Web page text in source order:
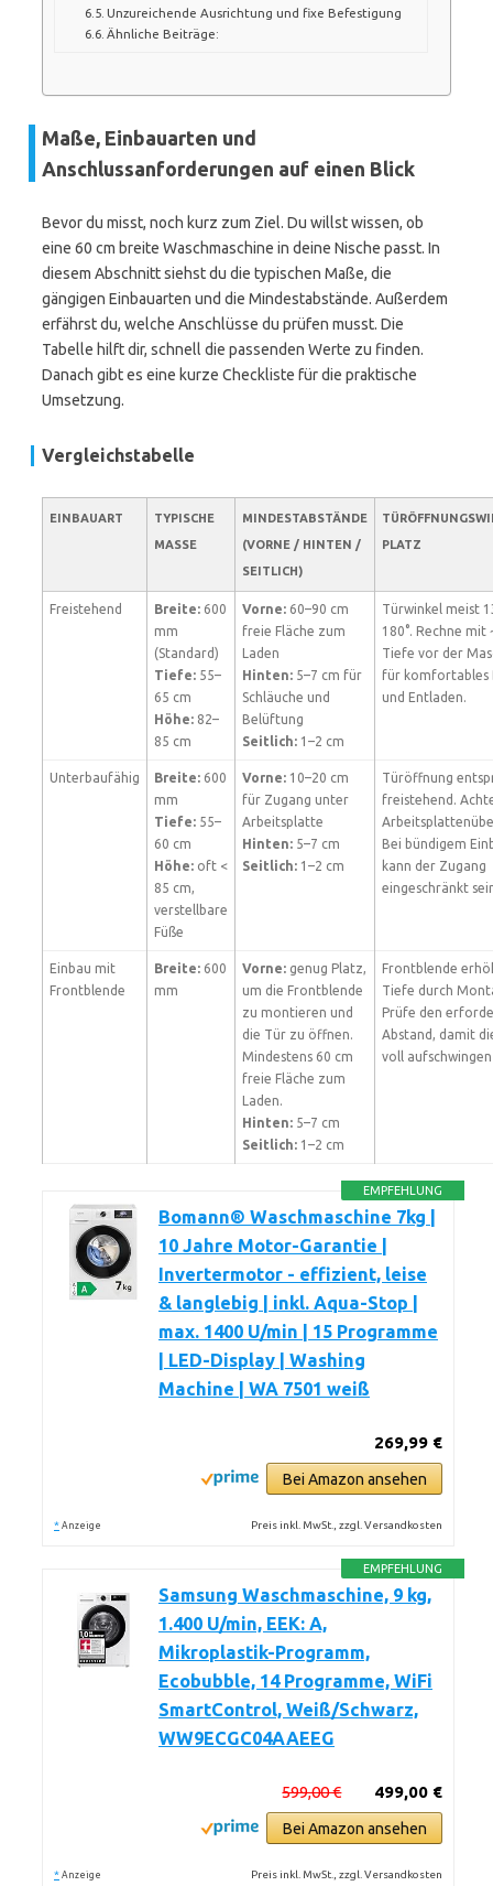
Unzureichende Ausrichtung und fixe Befestigung
Ähnliche Beiträge:
Maße, Einbauarten und
Anschlussanforderungen auf einen Blick
Bevor du misst, noch kurz zum Ziel. Du willst wissen, ob
eine 60 cm breite Waschmaschine in deine Nische passt. In
diesem Abschnitt siehst du die typischen Maße, die
gängigen Einbauarten und die Mindestabstände. Außerdem
erfährst du, welche Anschlüsse du prüfen musst. Die
Tabelle hilft dir, schnell die passenden Werte zu finden.
Danach gibt es eine kurze Checkliste für die praktische
Umsetzung.
Vergleichstabelle
EINBAUART
TYPISCHE
MASSE
MINDESTABSTÄNDE
(VORNE / HINTEN /
SEITLICH)
PLATZ
Freistehend Breite: 600
mm
(Standard)
Tiefe: 55–
65 cm
Höhe: 82–
85 cm
Vorne: 60–90 cm
freie Fläche zum
Laden
Hinten: 5–7 cm für
Schläuche und
Belüftung
Seitlich: 1–2 cm
Türwinkel meist
180°. Rechne mit
Tiefe vor der
für komfortables
und Entladen.
Unterbaufähig Breite: 600
mm
Tiefe: 55–
60 cm
Höhe: oft <
85 cm,
verstellbare
Füße
Vorne: 10–20 cm
für Zugang unter
Arbeitsplatte
Hinten: 5–7 cm
Seitlich: 1–2 cm
Türöffnung
freistehend.
Bei bündigem
kann der Zugang
eingeschränkt
Einbau mit
Frontblende
Breite: 600
mm
Vorne: genug Platz,
um die Frontblende
zu montieren und
die Tür zu öffnen.
Mindestens 60 cm
freie Fläche zum
Laden.
Hinten: 5–7 cm
Seitlich: 1–2 cm
Frontblende
Tiefe durch
Prüfe den
Abstand, damit
voll
EMPFEHLUNG
Bomann® Waschmaschine 7kg |
10 Jahre Motor-Garantie |
Invertermotor - effizient, leise
& langlebig | inkl. Aqua-Stop |
max. 1400 U/min | 15 Programme
| LED-Display | Washing
Machine | WA 7501 weiß
269,99 €
Bei Amazon ansehen
* Anzeige Preis inkl. MwSt., zzgl. Versandkosten
EMPFEHLUNG
Samsung Waschmaschine, 9 kg,
1.400 U/min, EEK: A,
Mikroplastik-Programm,
Ecobubble, 14 Programme, WiFi
SmartControl, Weiß/Schwarz,
WW9ECGC04AAEEG
499,00 €
599,00 €
Bei Amazon ansehen
* Anzeige Preis inkl. MwSt., zzgl. Versandkosten